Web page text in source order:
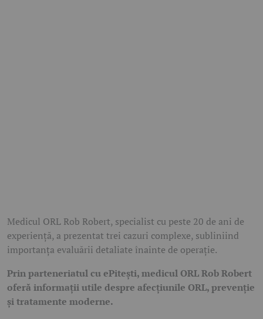
Medicul ORL Rob Robert, specialist cu peste 20 de ani de
experiență, a prezentat trei cazuri complexe, subliniind
importanța evaluării detaliate înainte de operație.
Prin parteneriatul cu ePitești, medicul ORL Rob Robert
oferă informații utile despre afecțiunile ORL, prevenție
și tratamente moderne.